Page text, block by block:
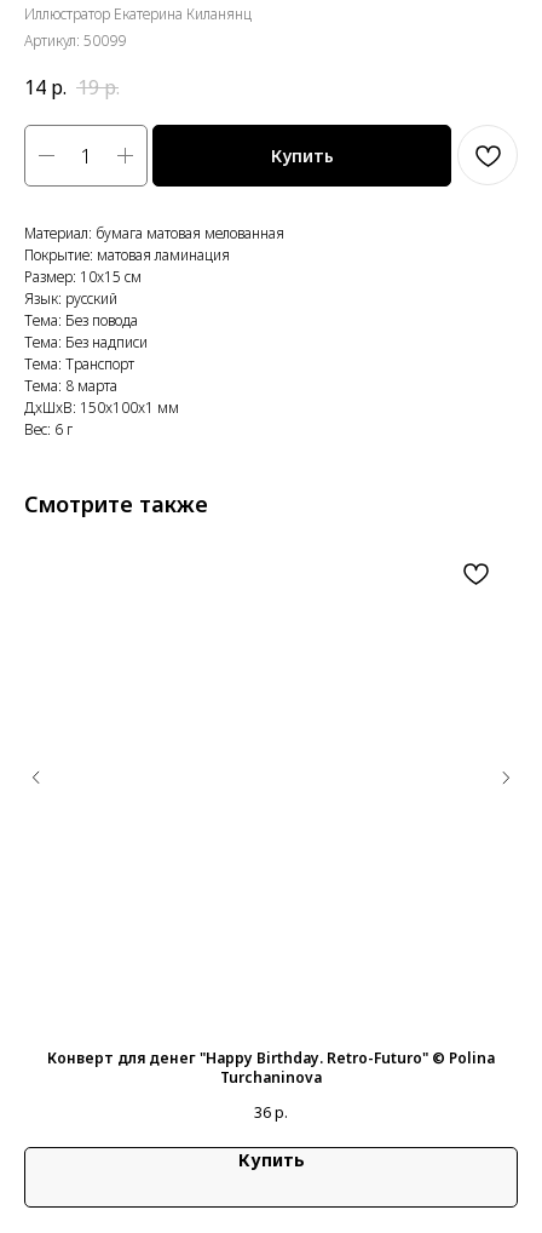
Иллюстратор Екатерина Киланянц
Артикул: 50099
14 р. 19р.
Купить
Материал: бумага матовая мелованная
Покрытие: матовая ламинация
Размер: 10x15 см
Язык: русский
Тема: Без повода
Тема: Без надписи
Тема: Транспорт
Тема: 8 марта
ДxШxВ: 150x100x1 мм
Вес: 6 г
Смотрите также
Конверт для денег "Happy Birthday. Retro-Futuro" © Polina
Turchaninova
36р.
Купить